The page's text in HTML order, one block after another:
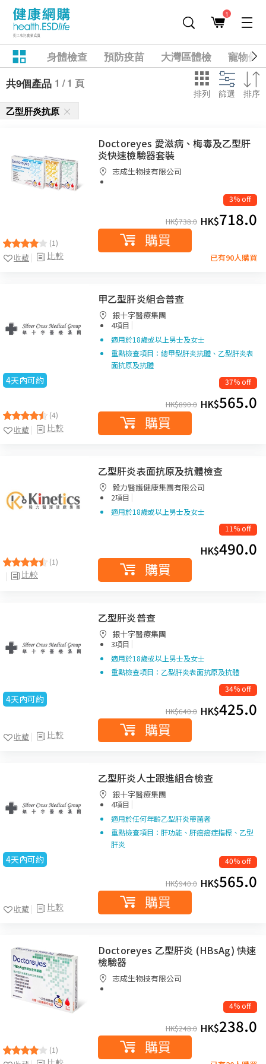
1
身體檢查 預防疫苗 大灣區體檢
寵物健
共9個產品 1 / 1 頁
排列 篩選 排序
乙型肝炎抗原
(1)
比較
收藏
Doctoreyes 愛滋病、梅毒及乙型肝
炎快速檢驗器套裝
志成生物技有限公司
3% off
HK$738.0 HK$718.0
購買
已有90人購買
4天內可約
(4)
比較
收藏
甲乙型肝炎組合普查
銀十字醫療集團
4項目 |
適用於18歲或以上男士及女士
重點檢查項目：總甲型肝炎抗體、乙型肝炎表
面抗原及抗體
37% off
HK$890.0 HK$565.0
購買
(1)
比較
乙型肝炎表面抗原及抗體檢查
毅力醫護健康集團有限公司
2項目 |
適用於18歲或以上男士及女士
11% off
HK$490.0
購買
4天內可約
比較
收藏
乙型肝炎普查
銀十字醫療集團
3項目 |
適用於18歲或以上男士及女士
重點檢查項目：乙型肝炎表面抗原及抗體
34% off
HK$640.0 HK$425.0
購買
4天內可約
比較
收藏
乙型肝炎人士跟進組合檢查
銀十字醫療集團
4項目 |
適用於任何年齡乙型肝炎帶菌者
重點檢查項目：肝功能、肝癌癌症指標、乙型
肝炎
40% off
HK$940.0 HK$565.0
購買
(1)
Doctoreyes 乙型肝炎 (HBsAg) 快速
檢驗器
志成生物技有限公司
4% off
HK$248.0 HK$238.0
購買